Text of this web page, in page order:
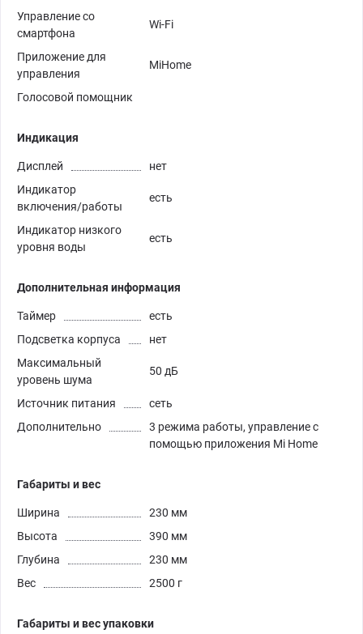
Управление со
смартфона
Wi-Fi
Приложение для
управления
MiHome
Голосовой помощник
Индикация
Дисплей
нет
Индикатор
включения/работы
есть
Индикатор низкого
уровня воды
есть
Дополнительная информация
Таймер
есть
Подсветка корпуса
нет
Максимальный
уровень шума
50 дБ
Источник питания
сеть
Дополнительно
3 режима работы, управление с
помощью приложения Mi Home
Габариты и вес
Ширина
230 мм
Высота
390 мм
Глубина
230 мм
Вес
2500 г
Габариты и вес упаковки